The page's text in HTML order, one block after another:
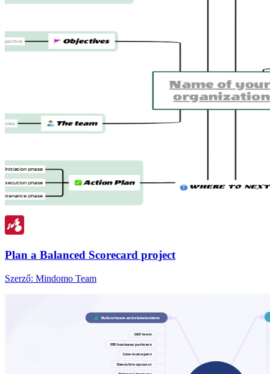
Plan a Balanced Scorecard project
Szerző: Mindomo Team